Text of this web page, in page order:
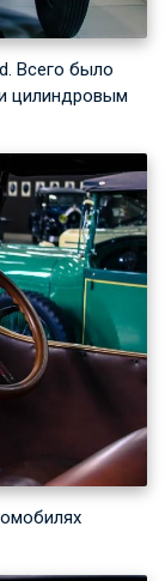
Всего было
цилиндровым